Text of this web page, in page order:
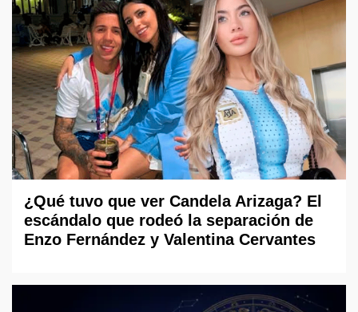
¿Qué tuvo que ver Candela Arizaga? El
escándalo que rodeó la separación de
Enzo Fernández y Valentina Cervantes